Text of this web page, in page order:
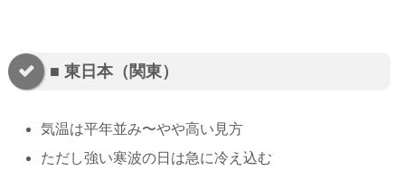
■ 東日本（関東）
気温は平年並み〜やや高い見方
ただし強い寒波の日は急に冷え込む